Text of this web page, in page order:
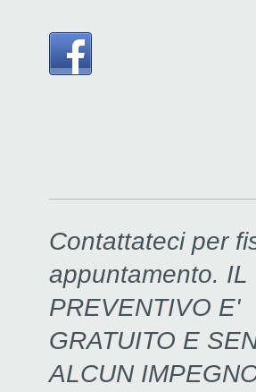
Contattateci per
appuntamento. IL
PREVENTIVO E'
GRATUITO E
ALCUN